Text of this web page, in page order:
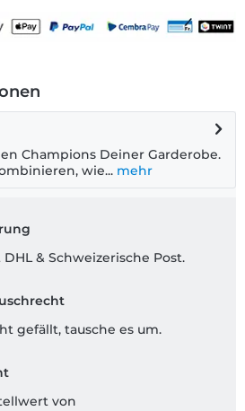
Champions Deiner Garderobe.
wie... mehr
& Schweizerische Post.
gefällt, tausche es um.
von